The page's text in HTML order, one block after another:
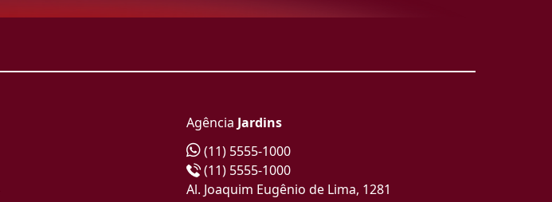
Agência Jardins
(11) 5555-1000
(11) 5555-1000
Al. Joaquim Eugênio de Lima, 1281